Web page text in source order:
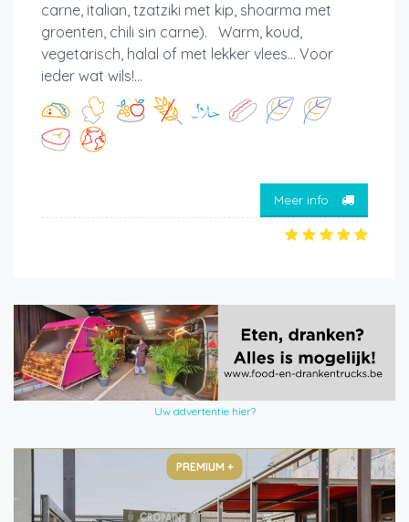
carne, italian, tzatziki met kip, shoarma met
groenten, chili sin carne). Warm, koud,
vegetarisch, halal of met lekker vlees... Voor
ieder wat wils!...
Meer info
Uw advertentie hier?
PREMIUM +